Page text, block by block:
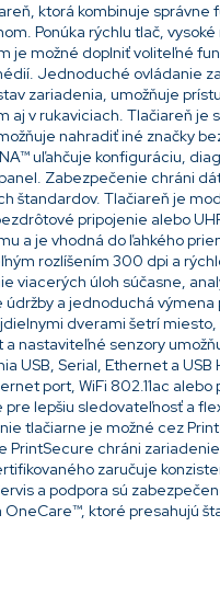
ktorá kombinuje správne
Ponúka rýchlu tlač, vysoké
je možné doplniť voliteľné
Jednoduché ovládanie
zariadenia, umožňuje
aj v rukaviciach. Tlačiareň je
nahradiť iné značky
uľahčuje konfiguráciu,
Zabezpečenie chráni
štandardov. Tlačiareň je
pripojenie alebo
a je vhodná do ľahkého
rozlíšením 300 dpi a
viacerých úloh súčasne,
a jednoduchá výmena
dverami šetrí
nastaviteľné senzory
USB, Serial, Ethernet a USB
port, WiFi 802.11ac alebo
pre lepšiu sledovateľnosť a
tlačiarne je možné cez
PrintSecure chráni
zaručuje
a podpora sú
ktoré presahujú